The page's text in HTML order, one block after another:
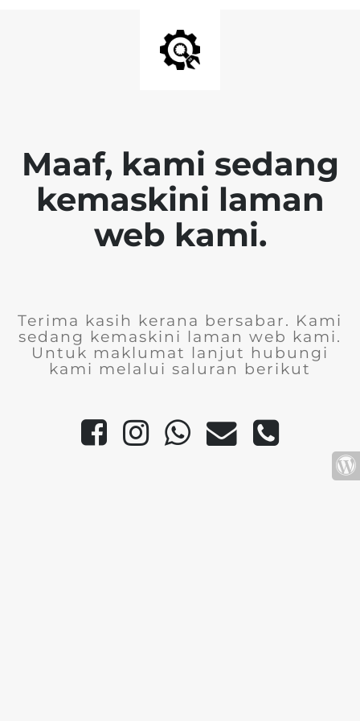
Maaf, kami sedang
kemaskini laman
web kami.
Terima kasih kerana bersabar. Kami
sedang kemaskini laman web kami.
Untuk maklumat lanjut hubungi
kami melalui saluran berikut